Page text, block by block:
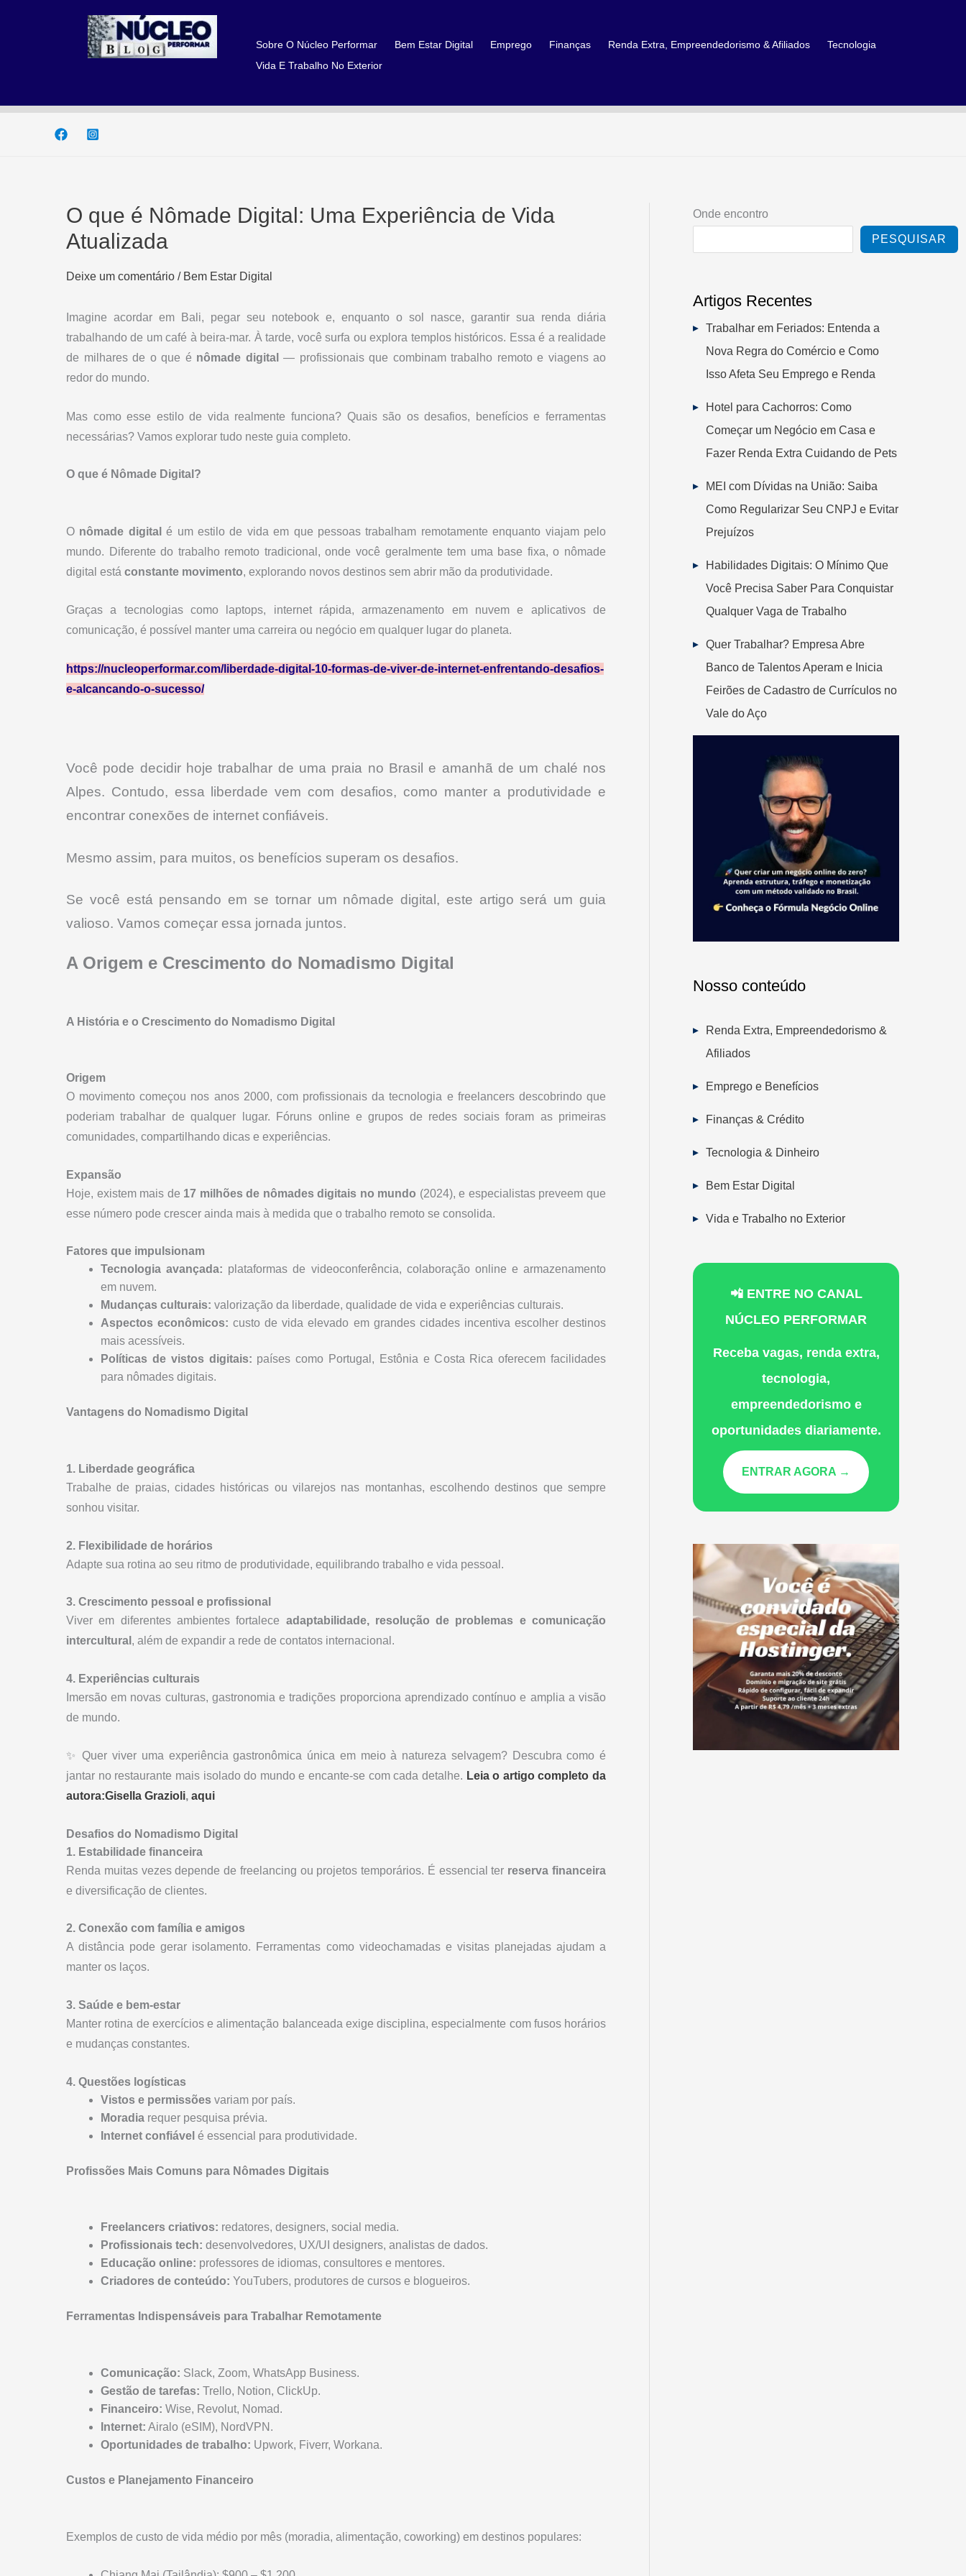
Sobre O Núcleo Performar Bem Estar Digital Emprego Finanças Renda Extra, Empreendedorismo & Afiliados
Tecnologia
Vida E Trabalho No Exterior
O que é Nômade Digital: Uma Experiência de Vida
Atualizada
Deixe um comentário / Bem Estar Digital
Imagine acordar em Bali, pegar seu notebook e, enquanto o sol nasce, garantir sua renda diária
trabalhando de um café à beira-mar. À tarde, você surfa ou explora templos históricos. Essa é a realidade
de milhares de o que é nômade digital — profissionais que combinam trabalho remoto e viagens ao
redor do mundo.
Mas como esse estilo de vida realmente funciona? Quais são os desafios, benefícios e ferramentas
necessárias? Vamos explorar tudo neste guia completo.
O que é Nômade Digital?
O nômade digital é um estilo de vida em que pessoas trabalham remotamente enquanto viajam pelo
mundo. Diferente do trabalho remoto tradicional, onde você geralmente tem uma base fixa, o nômade
digital está constante movimento, explorando novos destinos sem abrir mão da produtividade.
Graças a tecnologias como laptops, internet rápida, armazenamento em nuvem e aplicativos de
comunicação, é possível manter uma carreira ou negócio em qualquer lugar do planeta.
https://nucleoperformar.com/liberdade-digital-10-formas-de-viver-de-internet-enfrentando-desafios-
e-alcancando-o-sucesso/
Você pode decidir hoje trabalhar de uma praia no Brasil e amanhã de um chalé nos
Alpes. Contudo, essa liberdade vem com desafios, como manter a produtividade e
encontrar conexões de internet confiáveis.
Mesmo assim, para muitos, os benefícios superam os desafios.
Se você está pensando em se tornar um nômade digital, este artigo será um guia
valioso. Vamos começar essa jornada juntos.
A Origem e Crescimento do Nomadismo Digital
A História e o Crescimento do Nomadismo Digital
Origem
O movimento começou nos anos 2000, com profissionais da tecnologia e freelancers descobrindo que
poderiam trabalhar de qualquer lugar. Fóruns online e grupos de redes sociais foram as primeiras
comunidades, compartilhando dicas e experiências.
Expansão
Hoje, existem mais de 17 milhões de nômades digitais no mundo (2024), e especialistas preveem que
esse número pode crescer ainda mais à medida que o trabalho remoto se consolida.
Fatores que impulsionam
Tecnologia avançada: plataformas de videoconferência, colaboração online e armazenamento
em nuvem.
Mudanças culturais: valorização da liberdade, qualidade de vida e experiências culturais.
Aspectos econômicos: custo de vida elevado em grandes cidades incentiva escolher destinos
mais acessíveis.
Políticas de vistos digitais: países como Portugal, Estônia e Costa Rica oferecem facilidades
para nômades digitais.
Vantagens do Nomadismo Digital
1. Liberdade geográfica
Trabalhe de praias, cidades históricas ou vilarejos nas montanhas, escolhendo destinos que sempre
sonhou visitar.
2. Flexibilidade de horários
Adapte sua rotina ao seu ritmo de produtividade, equilibrando trabalho e vida pessoal.
3. Crescimento pessoal e profissional
Viver em diferentes ambientes fortalece adaptabilidade, resolução de problemas e comunicação
intercultural , além de expandir a rede de contatos internacional.
4. Experiências culturais
Imersão em novas culturas, gastronomia e tradições proporciona aprendizado contínuo e amplia a visão
de mundo.
✨ Quer viver uma experiência gastronômica única em meio à natureza selvagem? Descubra como é
jantar no restaurante mais isolado do mundo e encante-se com cada detalhe. Leia o artigo completo da
autora:Gisella Grazioli, aqui
Desafios do Nomadismo Digital
1. Estabilidade financeira
Renda muitas vezes depende de freelancing ou projetos temporários. É essencial ter reserva financeira
e diversificação de clientes.
2. Conexão com família e amigos
A distância pode gerar isolamento. Ferramentas como videochamadas e visitas planejadas ajudam a
manter os laços.
3. Saúde e bem-estar
Manter rotina de exercícios e alimentação balanceada exige disciplina, especialmente com fusos horários
e mudanças constantes.
4. Questões logísticas
Vistos e permissões variam por país.
Moradia requer pesquisa prévia.
Internet confiável é essencial para produtividade.
Profissões Mais Comuns para Nômades Digitais
Freelancers criativos: redatores, designers, social media.
Profissionais tech: desenvolvedores, UX/UI designers, analistas de dados.
Educação online: professores de idiomas, consultores e mentores.
Criadores de conteúdo: YouTubers, produtores de cursos e blogueiros.
Ferramentas Indispensáveis para Trabalhar Remotamente
Comunicação: Slack, Zoom, WhatsApp Business.
Gestão de tarefas: Trello, Notion, ClickUp.
Financeiro: Wise, Revolut, Nomad.
Internet: Airalo (eSIM), NordVPN.
Oportunidades de trabalho: Upwork, Fiverr, Workana.
Custos e Planejamento Financeiro
Exemplos de custo de vida médio por mês (moradia, alimentação, coworking) em destinos populares:
Onde encontro
PESQUISAR
Artigos Recentes
Trabalhar em Feriados: Entenda a
Nova Regra do Comércio e Como
Isso Afeta Seu Emprego e Renda
Hotel para Cachorros: Como
Começar um Negócio em Casa e
Fazer Renda Extra Cuidando de Pets
MEI com Dívidas na União: Saiba
Como Regularizar Seu CNPJ e Evitar
Prejuízos
Habilidades Digitais: O Mínimo Que
Você Precisa Saber Para Conquistar
Qualquer Vaga de Trabalho
Quer Trabalhar? Empresa Abre
Banco de Talentos Aperam e Inicia
Feirões de Cadastro de Currículos no
Vale do Aço
Nosso conteúdo
Renda Extra, Empreendedorismo &
Afiliados
Emprego e Benefícios
Finanças & Crédito
Tecnologia & Dinheiro
Bem Estar Digital
Vida e Trabalho no Exterior
📲 ENTRE NO CANAL
NÚCLEO PERFORMAR
Receba vagas, renda extra,
tecnologia,
empreendedorismo e
oportunidades diariamente.
ENTRAR AGORA →